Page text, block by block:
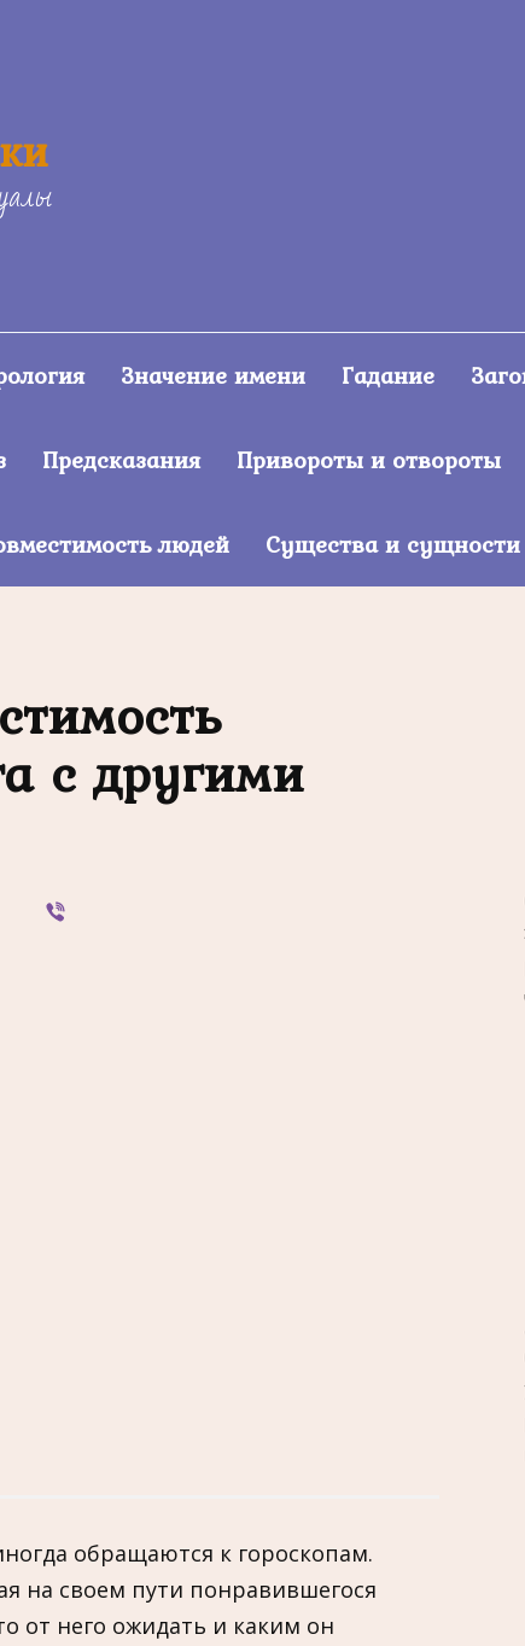
Значение имени Гадание
Предсказания Привороты и отвороты
людей Существа и сущности
с другими
обращаются к гороскопам.
на своем пути понравившегося
от него ожидать и каким он